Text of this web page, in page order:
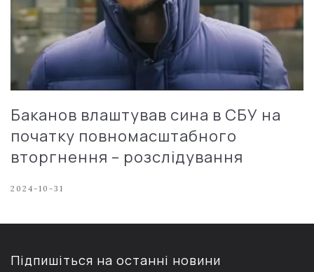
Баканов влаштував сина в СБУ на
початку повномасштабного
вторгнення – розслідування
2024-10-31
Підпишіться на останні новини